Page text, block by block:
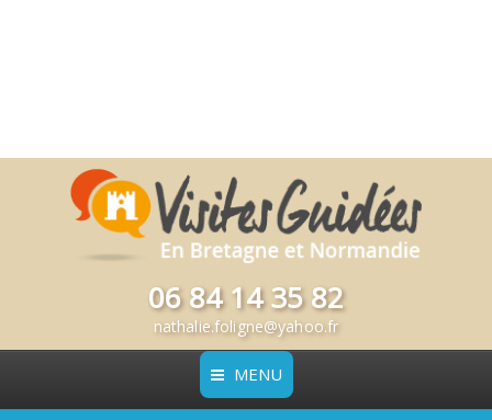
06 84 14 35 82
nathalie.foligne@yahoo.fr
MENU